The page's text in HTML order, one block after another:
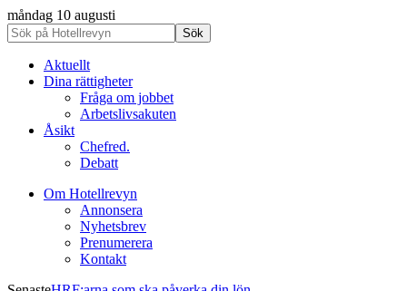
måndag 10 augusti
Aktuellt
Dina rättigheter
Fråga om jobbet
Arbetslivsakuten
Åsikt
Chefred.
Debatt
Om Hotellrevyn
Annonsera
Nyhetsbrev
Prenumerera
Kontakt